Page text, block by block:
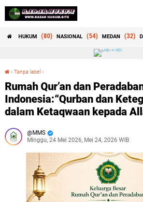
HUKUM (80) NASIONAL (54) MEDAN (32)
› Tanpa label ›
Rumah Qur’an dan
Indonesia:“Qurban dan
dalam Ketaqwaan kepada
MMS
Minggu, 24 Mei 2026, Mei 24, 2026 WIB